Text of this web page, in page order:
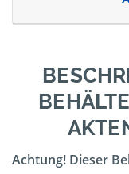
Achtung! Dieser